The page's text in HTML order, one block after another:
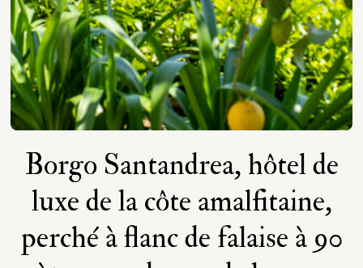
Borgo Santandrea, hôtel de
luxe de la côte amalfitaine,
perché à flanc de falaise à 90